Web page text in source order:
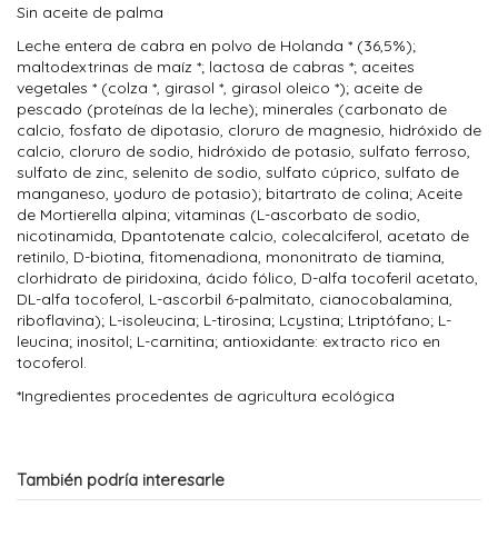
Sin aceite de palma
Leche entera de cabra en polvo de Holanda * (36,5%);
maltodextrinas de maíz *; lactosa de cabras *; aceites
vegetales * (colza *, girasol *, girasol oleico *); aceite de
pescado (proteínas de la leche); minerales (carbonato de
calcio, fosfato de dipotasio, cloruro de magnesio, hidróxido de
calcio, cloruro de sodio, hidróxido de potasio, sulfato ferroso,
sulfato de zinc, selenito de sodio, sulfato cúprico, sulfato de
manganeso, yoduro de potasio); bitartrato de colina; Aceite
de Mortierella alpina; vitaminas (L-ascorbato de sodio,
nicotinamida, Dpantotenate calcio, colecalciferol, acetato de
retinilo, D-biotina, fitomenadiona, mononitrato de tiamina,
clorhidrato de piridoxina, ácido fólico, D-alfa tocoferil acetato,
DL-alfa tocoferol, L-ascorbil 6-palmitato, cianocobalamina,
riboflavina); L-isoleucina; L-tirosina; Lcystina; Ltriptófano; L-
leucina; inositol; L-carnitina; antioxidante: extracto rico en
tocoferol.
*Ingredientes procedentes de agricultura ecológica
También podría interesarle